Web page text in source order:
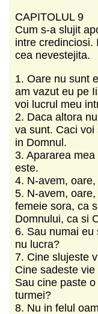
CAPITOLUL 9
Cum s-a slujit
intre credinciosi.
cea nevestejita.
1. Oare nu sunt
am vazut eu pe
voi lucrul meu
2. Daca altora
va sunt. Caci
in Domnul.
3. Apararea
este.
4. N-avem,
5. N-avem,
femeie sora, ca
Domnului, ca si
6. Sau numai eu
nu lucra?
7. Cine slujeste
Cine sadeste
Sau cine paste
turmei?
8. Nu in felul